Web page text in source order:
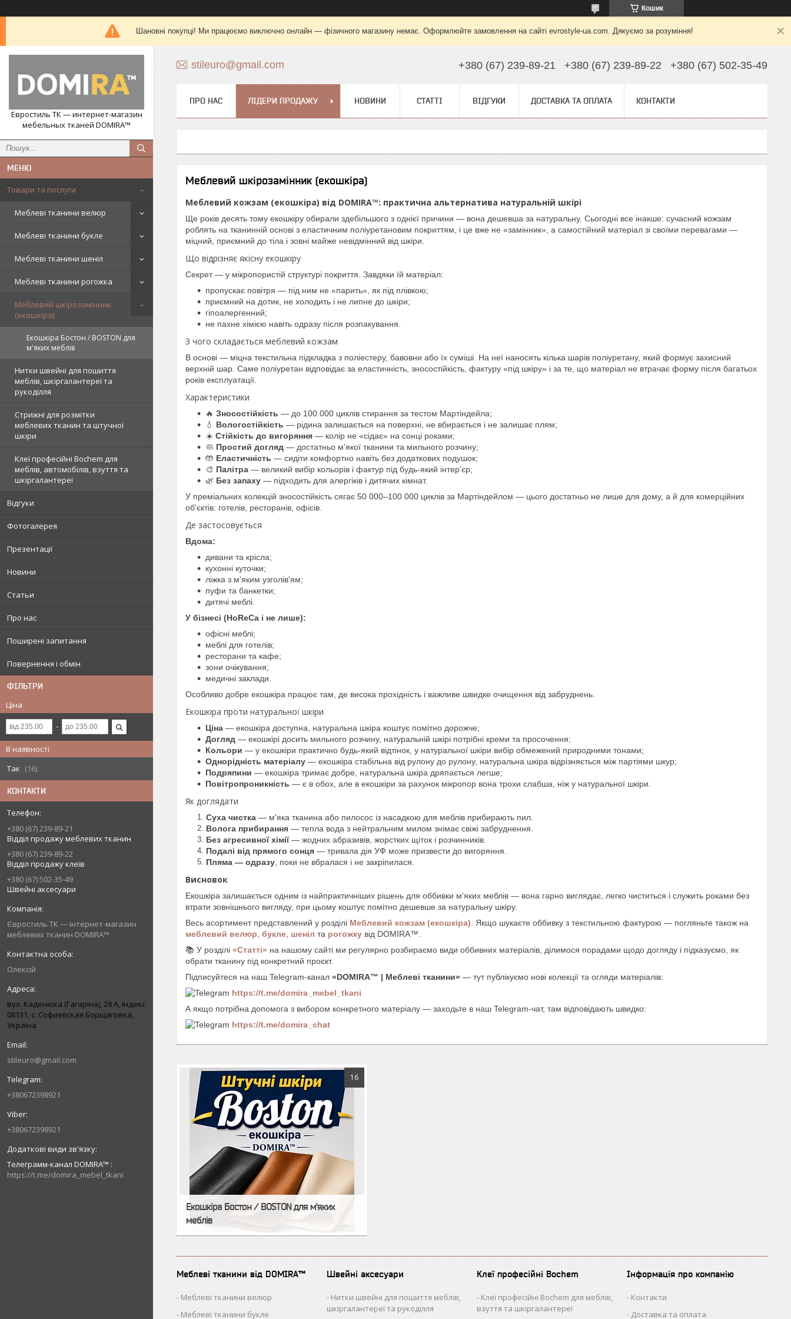
Кошик
Шановні покупці! Ми працюємо виключно онлайн — фізичного магазину немає. Оформлюйте замовлення на сайті evrostyle-ua.com. Дякуємо за розуміння!
Евростиль ТК — интернет-магазин
мебельных тканей DOMIRA™
Товари та послуги
Меблеві тканини велюр
Меблеві тканини букле
Меблеві тканини шеніл
Меблеві тканини рогожка
Меблевий шкірозамінник
(екошкіра)
Екошкіра Бостон / BOSTON для
м'яких меблів
Нитки швейні для пошиття
меблів, шкіргалантереї та
рукоділля
Стрижні для розмітки
меблевих тканин та штучної
шкіри
Клеї професійні Bochem для
меблів, автомобілів, взуття та
шкіргалантереї
Відгуки
Фотогалерея
Презентації
Новини
Статьи
Про нас
Поширені запитання
Повернення і обмін
ФІЛЬТРИ
Ціна
В наявності
Так
16
КОНТАКТИ
+380 (67) 239-89-21
Відділ продажу меблевих тканин
+380 (67) 239-89-22
Відділ продажу клеїв
+380 (67) 502-35-49
Швейні аксесуари
Євростиль ТК — інтернет-магазин
меблевих тканин DOMIRA™
Олексій
вул. Каденюка (Гагаріна), 28 А, індекс
08131, с. Софиевская Борщаговка,
Україна
stileuro@gmail.com
+380672398921
+380672398921
Телеграмм-канал DOMIRA™
https://t.me/domira_mebel_tkani
stileuro@gmail.com +380 (67) 239-89-21 +380 (67) 239-89-22 +380 (67) 502-35-49
ПРО НАС ЛІДЕРИ ПРОДАЖУ НОВИНИ СТАТТІ ВІДГУКИ ДОСТАВКА ТА ОПЛАТА КОНТАКТИ
Меблевий шкірозамінник (екошкіра)
Меблевий кожзам (екошкіра) від DOMIRA™: практична альтернатива натуральній шкірі
Ще років десять тому екошкіру обирали здебільшого з однієї причини — вона дешевша за натуральну. Сьогодні все інакше: сучасний кожзам
роблять на тканинній основі з еластичним поліуретановим покриттям, і це вже не «замінник», а самостійний матеріал зі своїми перевагами —
міцний, приємний до тіла і зовні майже невідмінний від шкіри.
Що відрізняє якісну екошкіру
Секрет — у мікропористій структурі покриття. Завдяки їй матеріал:
пропускає повітря — під ним не «парить», як під плівкою;
приємний на дотик, не холодить і не липне до шкіри;
гіпоалергенний;
не пахне хімією навіть одразу після розпакування.
З чого складається меблевий кожзам
В основі — міцна текстильна підкладка з поліестеру, бавовни або їх суміші. На неї наносять кілька шарів поліуретану, який формує захисний
верхній шар. Саме поліуретан відповідає за еластичність, зносостійкість, фактуру «під шкіру» і за те, що матеріал не втрачає форму після багатьох
років експлуатації.
Характеристики
🔥 Зносостійкість — до 100 000 циклів стирання за тестом Мартіндейла;
💧 Вологостійкість — рідина залишається на поверхні, не вбирається і не залишає плям;
☀️ Стійкість до вигоряння — колір не «сідає» на сонці роками;
🧼 Простий догляд — достатньо м'якої тканини та мильного розчину;
🤲 Еластичність — сидіти комфортно навіть без додаткових подушок;
🎨 Палітра — великий вибір кольорів і фактур під будь-який інтер'єр;
🌿 Без запаху — підходить для алергіків і дитячих кімнат.
У преміальних колекцій зносостійкість сягає 50 000–100 000 циклів за Мартіндейлом — цього достатньо не лише для дому, а й для комерційних
об'єктів: готелів, ресторанів, офісів.
Де застосовується
Вдома:
дивани та крісла;
кухонні куточки;
ліжка з м'яким узголів'ям;
пуфи та банкетки;
дитячі меблі.
У бізнесі (HoReCa і не лише):
офісні меблі;
меблі для готелів;
ресторани та кафе;
зони очікування;
медичні заклади.
Особливо добре екошкіра працює там, де висока прохідність і важливе швидке очищення від забруднень.
Екошкіра проти натуральної шкіри
Ціна — екошкіра доступна, натуральна шкіра коштує помітно дорожче;
Догляд — екошкірі досить мильного розчину, натуральній шкірі потрібні креми та просочення;
Кольори — у екошкіри практично будь-який відтінок, у натуральної шкіри вибір обмежений природними тонами;
Однорідність матеріалу — екошкіра стабільна від рулону до рулону, натуральна шкіра відрізняється між партіями шкур;
Подряпини — екошкіра тримає добре, натуральна шкіра дряпається легше;
Повітропроникність — є в обох, але в екошкіри за рахунок мікропор вона трохи слабша, ніж у натуральної шкіри.
Як доглядати
Суха чистка — м'яка тканина або пилосос із насадкою для меблів прибирають пил.
Волога прибирання — тепла вода з нейтральним милом знімає свіжі забруднення.
Без агресивної хімії— жодних абразивів, жорстких щіток і розчинників.
Подалі від прямого сонця — тривала дія УФ може призвести до вигоряння.
Пляма — одразу , поки не вбралася і не закріпилася.
Висновок
Екошкіра залишається одним із найпрактичніших рішень для оббивки м'яких меблів — вона гарно виглядає, легко чиститься і служить роками без
втрати зовнішнього вигляду, при цьому коштує помітно дешевше за натуральну шкіру.
Весь асортимент представлений у розділі Меблевий кожзам (екошкіра) . Якщо шукаєте оббивку з текстильною фактурою — погляньте також на
меблевий велюр букле шеніл та рогожку від DOMIRA™.
📚 У розділі «Статті» на нашому сайті ми регулярно розбираємо види оббивних матеріалів, ділимося порадами щодо догляду і підказуємо, як
обрати тканину під конкретний проєкт.
Підписуйтеся на наш Telegram-канал «DOMIRA™ | Меблеві тканини» — тут публікуємо нові колекції та огляди матеріалів:
https://t.me/domira_mebel_tkani
А якщо потрібна допомога з вибором конкретного матеріалу — заходьте в наш Telegram-чат, там відповідають швидко:
https://t.me/domira_chat
16
Екошкіра Бостон / BOSTON для м'яких
меблів
Меблеві тканини від DOMIRA™
Меблеві тканини велюр
Меблеві тканини букле
Швейні аксесуари
Нитки швейні для пошиття меблів,
шкіргалантереї та рукоділля
Клеї професійні Bochem
Клеї професійні Bochem для меблів,
взуття та шкіргалантереї
Інформація про компанію
Контакти
Доставка та оплата